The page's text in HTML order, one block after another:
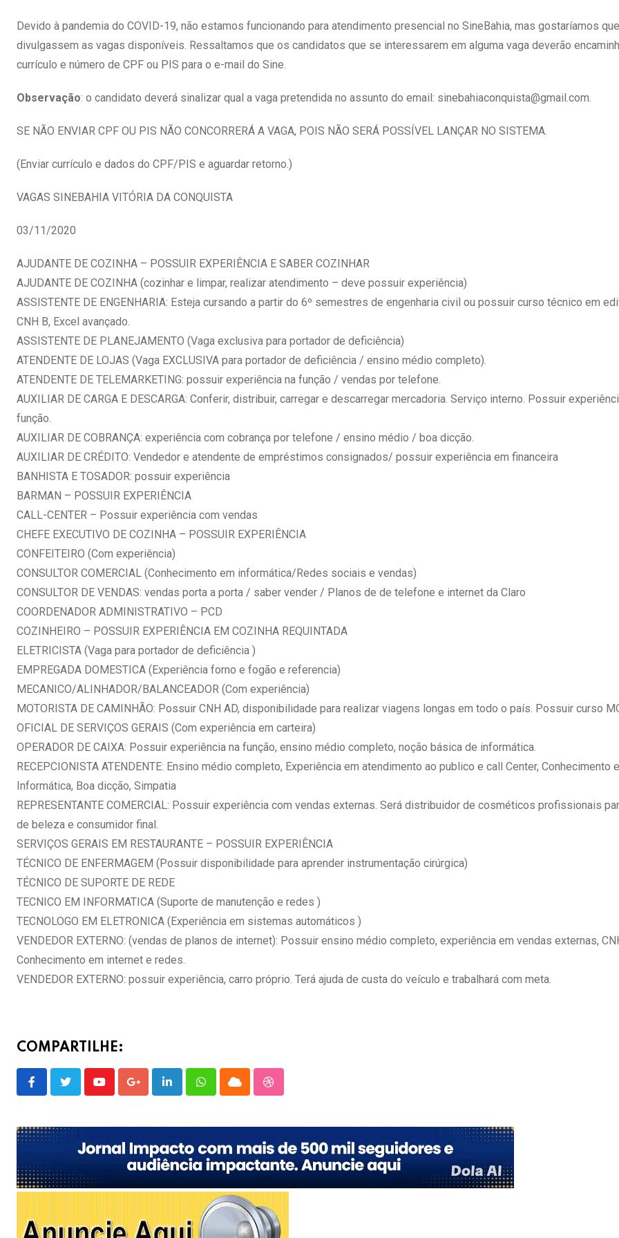
Devido à pandemia do COVID-19, não estamos funcionando para atendimento presencial no SineBahia, mas gostaríamos que
divulgassem as vagas disponíveis. Ressaltamos que os candidatos que se interessarem em alguma vaga deverão
currículo e número de CPF ou PIS para o e-mail do Sine.
Observação: o candidato deverá sinalizar qual a vaga pretendida no assunto do email: sinebahiaconquista@gmail.com.
SE NÃO ENVIAR CPF OU PIS NÃO CONCORRERÁ A VAGA, POIS NÃO SERÁ POSSÍVEL LANÇAR NO SISTEMA.
(Enviar currículo e dados do CPF/PIS e aguardar retorno.)
VAGAS SINEBAHIA VITÓRIA DA CONQUISTA
03/11/2020
AJUDANTE DE COZINHA – POSSUIR EXPERIÊNCIA E SABER COZINHAR
AJUDANTE DE COZINHA (cozinhar e limpar, realizar atendimento – deve possuir experiência)
ASSISTENTE DE ENGENHARIA: Esteja cursando a partir do 6º semestres de engenharia civil ou possuir curso técnico em
CNH B, Excel avançado.
ASSISTENTE DE PLANEJAMENTO (Vaga exclusiva para portador de deficiência)
ATENDENTE DE LOJAS (Vaga EXCLUSIVA para portador de deficiência / ensino médio completo).
ATENDENTE DE TELEMARKETING: possuir experiência na função / vendas por telefone.
AUXILIAR DE CARGA E DESCARGA: Conferir, distribuir, carregar e descarregar mercadoria. Serviço interno. Possuir
função.
AUXILIAR DE COBRANÇA: experiência com cobrança por telefone / ensino médio / boa dicção.
AUXILIAR DE CRÉDITO: Vendedor e atendente de empréstimos consignados/ possuir experiência em financeira
BANHISTA E TOSADOR: possuir experiência
BARMAN – POSSUIR EXPERIÊNCIA
CALL-CENTER – Possuir experiência com vendas
CHEFE EXECUTIVO DE COZINHA – POSSUIR EXPERIÊNCIA
CONFEITEIRO (Com experiência)
CONSULTOR COMERCIAL (Conhecimento em informática/Redes sociais e vendas)
CONSULTOR DE VENDAS: vendas porta a porta / saber vender / Planos de de telefone e internet da Claro
COORDENADOR ADMINISTRATIVO – PCD
COZINHEIRO – POSSUIR EXPERIÊNCIA EM COZINHA REQUINTADA
ELETRICISTA (Vaga para portador de deficiência )
EMPREGADA DOMESTICA (Experiência forno e fogão e referencia)
MECANICO/ALINHADOR/BALANCEADOR (Com experiência)
MOTORISTA DE CAMINHÃO: Possuir CNH AD, disponibilidade para realizar viagens longas em todo o país. Possuir curso
OFICIAL DE SERVIÇOS GERAIS (Com experiência em carteira)
OPERADOR DE CAIXA: Possuir experiência na função, ensino médio completo, noção básica de informática.
RECEPCIONISTA ATENDENTE: Ensino médio completo, Experiência em atendimento ao publico e call Center, Conhecimento
Informática, Boa dicção, Simpatia
REPRESENTANTE COMERCIAL: Possuir experiência com vendas externas. Será distribuidor de cosméticos profissionais
de beleza e consumidor final.
SERVIÇOS GERAIS EM RESTAURANTE – POSSUIR EXPERIÊNCIA
TÉCNICO DE ENFERMAGEM (Possuir disponibilidade para aprender instrumentação cirúrgica)
TÉCNICO DE SUPORTE DE REDE
TECNICO EM INFORMATICA (Suporte de manutenção e redes )
TECNOLOGO EM ELETRONICA (Experiência em sistemas automáticos )
VENDEDOR EXTERNO: (vendas de planos de internet): Possuir ensino médio completo, experiência em vendas externas,
Conhecimento em internet e redes.
VENDEDOR EXTERNO: possuir experiência, carro próprio. Terá ajuda de custa do veículo e trabalhará com meta.
COMPARTILHE:
YoutubeGoogle+LinkedInWhatsappCloud StumbleUpon